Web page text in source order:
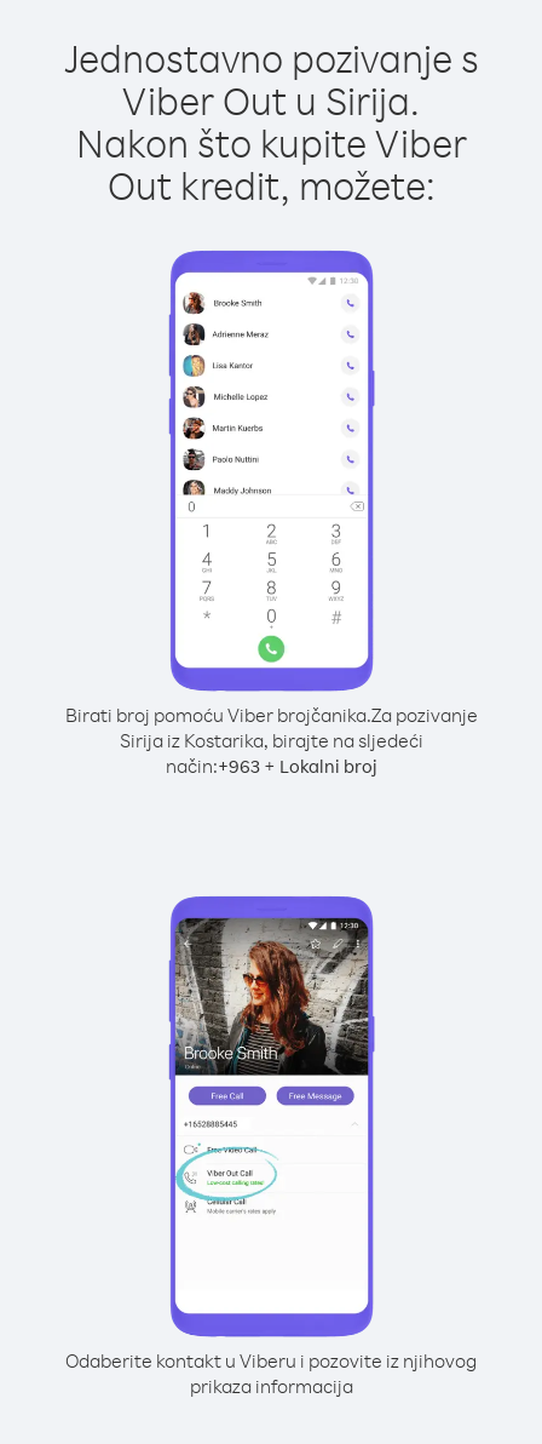
Jednostavno pozivanje s
Viber Out u Sirija.
Nakon što kupite Viber
Out kredit, možete:
Birati broj pomoću Viber brojčanika.Za pozivanje
Sirija iz Kostarika, birajte na sljedeći
način:+963+ Lokalni broj
Odaberite kontakt u Viberu i pozovite iz njihovog
prikaza informacija